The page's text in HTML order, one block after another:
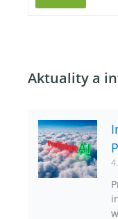
Aktuality a